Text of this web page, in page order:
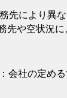
先により異な
先や空状況に
会社の定め